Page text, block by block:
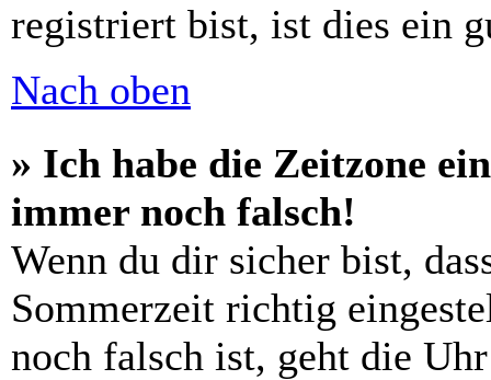
registriert bist, ist dies ein
Nach oben
» Ich habe die Zeitzone
immer noch falsch!
Wenn du dir sicher bist,
Sommerzeit richtig
noch falsch ist, geht die